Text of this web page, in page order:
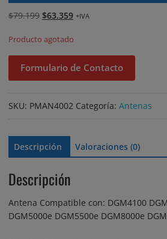
$79.199 El
original
era:
$79.199.
$63.359El
actual
es:
$63.359.
+IVA
Producto agotado
Formulario de Contacto
SKU: PMAN4002 Categoría: Antenas
Descripción Valoraciones (0)
Descripción
Antena Compatible con: DGM4100
DGM5000e DGM5500e DGM8000e